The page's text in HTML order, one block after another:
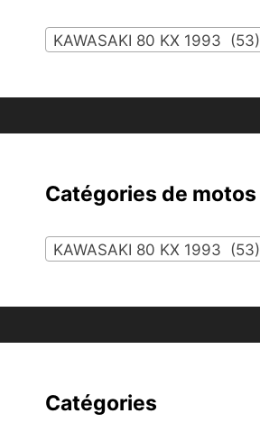
KAWASAKI 80 KX 1993 (53)
Catégories de motos
KAWASAKI 80 KX 1993 (53)
Catégories